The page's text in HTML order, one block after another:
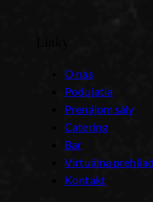
O nás
Podujatia
Prenájom sály
Catering
Bar
Virtuálna
Kontakt